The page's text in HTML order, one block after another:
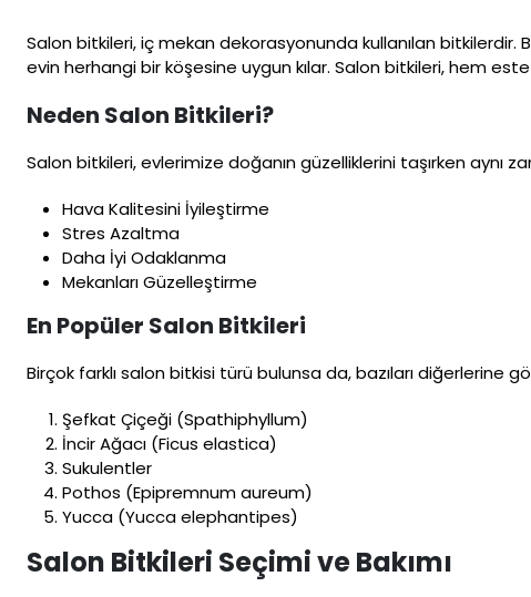
Salon bitkileri, iç mekan dekorasyonunda kullanılan bitkilerdir.
evin herhangi bir köşesine uygun kılar. Salon bitkileri, hem
Neden Salon Bitkileri?
Salon bitkileri, evlerimize doğanın güzelliklerini taşırken aynı
Hava Kalitesini İyileştirme
Stres Azaltma
Daha İyi Odaklanma
Mekanları Güzelleştirme
En Popüler Salon Bitkileri
Birçok farklı salon bitkisi türü bulunsa da, bazıları diğerlerine
Şefkat Çiçeği (Spathiphyllum)
İncir Ağacı (Ficus elastica)
Sukulentler
Pothos (Epipremnum aureum)
Yucca (Yucca elephantipes)
Salon Bitkileri Seçimi ve Bakımı